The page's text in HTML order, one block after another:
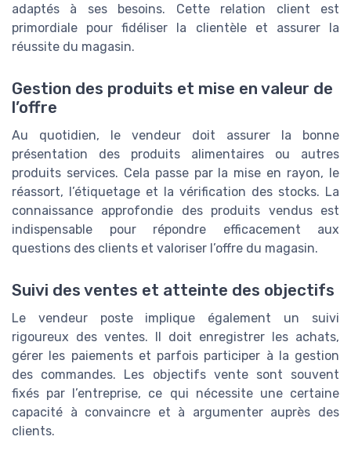
adaptés à ses besoins. Cette relation client est
primordiale pour fidéliser la clientèle et assurer la
réussite du magasin.
Gestion des produits et mise en valeur de
l’offre
Au quotidien, le vendeur doit assurer la bonne
présentation des produits alimentaires ou autres
produits services. Cela passe par la mise en rayon, le
réassort, l’étiquetage et la vérification des stocks. La
connaissance approfondie des produits vendus est
indispensable pour répondre efficacement aux
questions des clients et valoriser l’offre du magasin.
Suivi des ventes et atteinte des objectifs
Le vendeur poste implique également un suivi
rigoureux des ventes. Il doit enregistrer les achats,
gérer les paiements et parfois participer à la gestion
des commandes. Les objectifs vente sont souvent
fixés par l’entreprise, ce qui nécessite une certaine
capacité à convaincre et à argumenter auprès des
clients.